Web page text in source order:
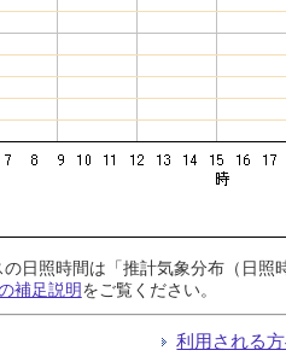
日照時間は「推計気象分布（日
補足説明をご覧ください。
利用される